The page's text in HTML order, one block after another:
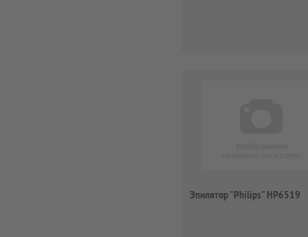
Эпилятор "Philips" HP6519